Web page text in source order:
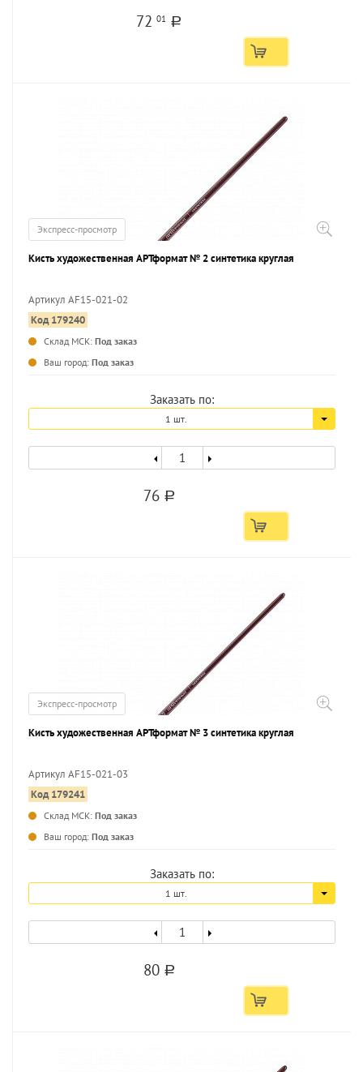
7201 a
Экспресс-просмотр
Кисть художественная АРТформат № 2 синтетика круглая
Артикул AF15-021-02
Код 179240
Склад МСК: Под заказ
Ваш город: Под заказ
Заказать по:
1 шт.
76 a
Экспресс-просмотр
Кисть художественная АРТформат № 3 синтетика круглая
Артикул AF15-021-03
Код 179241
Склад МСК: Под заказ
Ваш город: Под заказ
Заказать по:
1 шт.
80 a